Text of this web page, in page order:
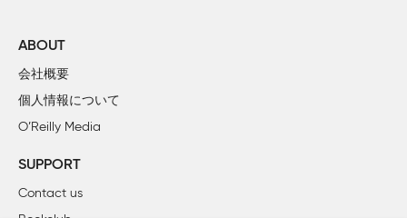
ABOUT
会社概要
個人情報について
O’Reilly Media
SUPPORT
Contact us